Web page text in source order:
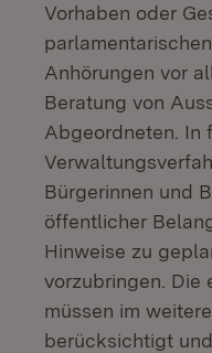
Vorhaben oder
Anhörungen vor
Beratung von
Abgeordneten. In
Bürgerinnen und
öffentlicher
Hinweise zu
vorzubringen. Die
müssen im
berücksichtigt